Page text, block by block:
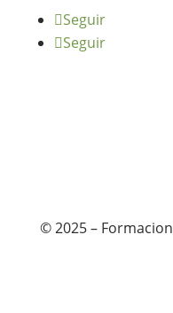
Seguir
Seguir
© 2025 –